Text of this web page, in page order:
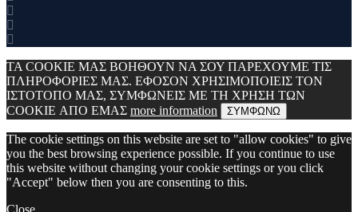
ΤΑ COOKIE ΜΑΣ ΒΟΗΘΟΥΝ ΝΑ ΣΟΥ ΠΑΡΕΧΟΥΜΕ ΤΙΣ
ΠΛΗΡΟΦΟΡΙΕΣ ΜΑΣ. ΕΦΟΣΟΝ ΧΡΗΣΙΜΟΠΟΙΕΙΣ ΤΟΝ
ΙΣΤΟΤΟΠΟ ΜΑΣ, ΣΥΜΦΩΝΕΙΣ ΜΕ ΤΗ ΧΡΗΣΗ ΤΩΝ
COOKIE ΑΠΟ ΕΜΑΣ more information ΣΥΜΦΩΝΩ
The cookie settings on this website are set to "allow cookies" to give
you the best browsing experience possible. If you continue to use
this website without changing your cookie settings or you click
"Accept" below then you are consenting to this.
Close